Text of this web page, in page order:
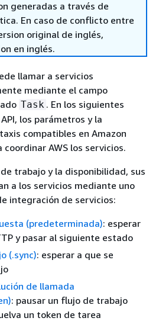
generadas a través de
En caso de conflicto entre
original de inglés,
en inglés.
llamar a servicios
mediante el campo
Task . En los siguientes
los parámetros y la
compatibles en Amazon
AWS los servicios.
trabajo y la disponibilidad, sus
a los servicios mediante uno
integración de servicios:
(predeterminada): esperar
y pasar al siguiente estado
(.sync): esperar a que se
de llamada
: pausar un flujo de trabajo
un token de tarea